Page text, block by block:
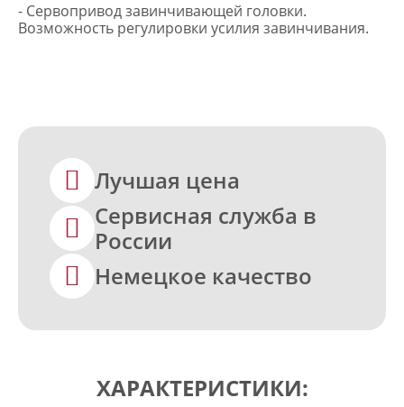
- Сервопривод завинчивающей головки.
Возможность регулировки усилия завинчивания.
 Лучшая цена
 Сервисная служба в
России

Немецкое качество
ХАРАКТЕРИСТИКИ: